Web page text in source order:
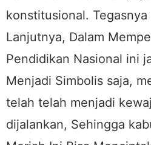
konstitusional. Tegasnya
Lanjutnya, Dalam
Pendidikan Nasional ini
Menjadi Simbolis saja,
telah telah menjadi
dijalankan, Sehingga